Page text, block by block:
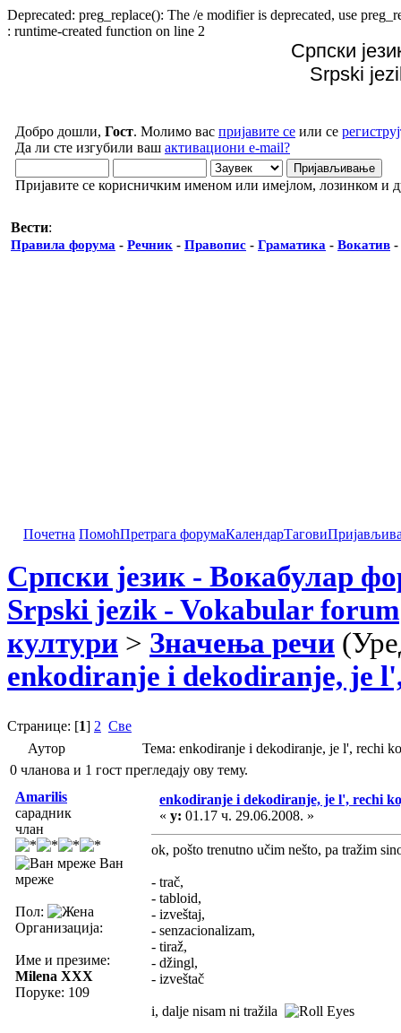
Deprecated: preg_replace(): The /e modifier is deprecated, use
: runtime-created function on line 2
Српски
Srpski
Добро дошли, Гост. Молимо вас пријавите се или се
Да ли сте изгубили ваш активациони e-mail?
Пријавите се корисничким именом или имејлом, лозинком и
Вести:
Правила форума - Речник - Правопис - Граматика - Вокатив -
Почетна ПомоћПретрага форумаКалендарТагови
Српски језик - Вокабулар
Srpski jezik - Vokabular forum
култури > Значења речи
enkodiranje i dekodiranje, je
Странице: [1] 2 Све
Аутор
Тема: enkodiranje i dekodiranje, je l', rechi
0 чланова и 1 гост прегледају ову тему.
Amarilis
сарадник
члан
Ван
мреже
Пол:
Организација:
Име и презиме:
Milena XXX
Поруке: 109
enkodiranje i dekodiranje, je l', rechi
« у: 01.17 ч. 29.06.2008. »
ok, pošto trenutno učim nešto, pa tražim
- trač,
- tabloid,
- izveštaj,
- senzacionalizam,
- tiraž,
- džingl,
- izveštač
i, dalje nisam ni tražila